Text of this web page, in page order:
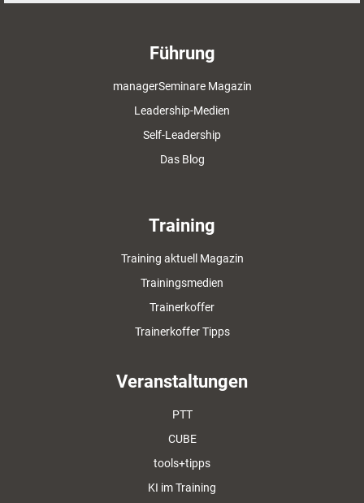
Führung
managerSeminare Magazin
Leadership-Medien
Self-Leadership
Das Blog
Training
Training aktuell Magazin
Trainingsmedien
Trainerkoffer
Trainerkoffer Tipps
Veranstaltungen
PTT
CUBE
tools+tipps
KI im Training